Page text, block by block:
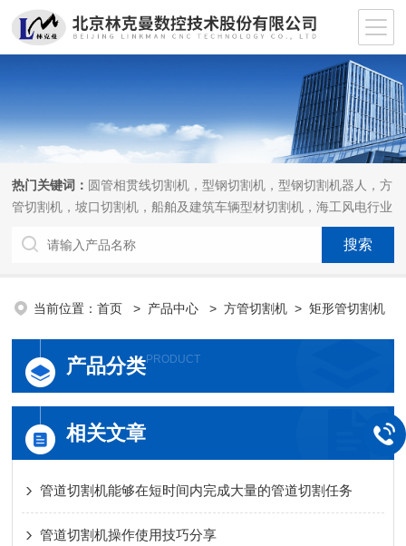
热门关键词： 圆管相贯线切割机，型钢切割机，型钢切割机器人，方
管切割机，坡口切割机，船舶及建筑车辆型材切割机，海工风电行业
当前位置：首页 > 产品中心 >方管切割机 >矩形管切割机
产品分类PRODUCT
相关文章
管道切割机能够在短时间内完成大量的管道切割任务
管道切割机操作使用技巧分享